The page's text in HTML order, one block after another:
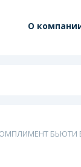
О
БЬЮТИ